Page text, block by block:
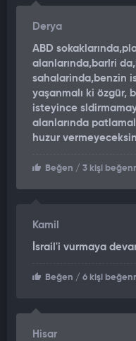
"Orta Doğu'daki ABD
gemilere yönelik
kararlılığını
kadın ile erkek
"SEYİR DIŞI BIRAKILDI"
Öte yandan,
temas 6 Mayıs'ta da
halindeyken hedef
gemisinden kalkan bir F/
üç geminin de İran'a
ABD ordusunun bölgede
vurularak etkisiz hale
kaydedildi.
Derya
ABD
alanlarında,barlri
sahalarinda,benzin
yaşanmalı ki özgür,
isteyince
alanlarında
huzur vermeyeceksin
Beğen / 3 kişi
Kamil
İsrail'i vurmaya
Beğen / 6 kişi
Hisar